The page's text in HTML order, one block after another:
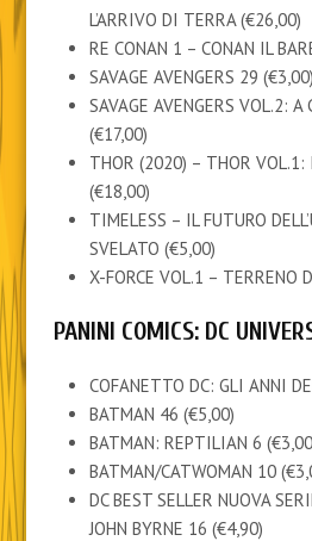
L’ARRIVO DI TERRA (€26,00)
RE CONAN 1 – CONAN IL
SAVAGE AVENGERS 29 (€3,00)
SAVAGE AVENGERS VOL.2: A
(€17,00)
THOR (2020) – THOR VOL.1:
(€18,00)
TIMELESS – IL FUTURO
SVELATO (€5,00)
X-FORCE VOL.1 – TERRENO
PANINI COMICS: DC
COFANETTO DC: GLI ANNI
BATMAN 46 (€5,00)
BATMAN: REPTILIAN 6
BATMAN/CATWOMAN 10
DC BEST SELLER NUOVA
JOHN BYRNE 16 (€4,90)